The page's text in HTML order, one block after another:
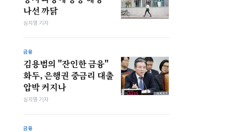
나선 까닭
심지영 기자
금융
김용범의 "잔인한 금융"
화두, 은행권 중금리 대출
압박 커지나
심지영 기자
금융